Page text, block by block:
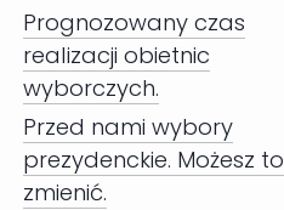
Prognozowany czas
realizacji obietnic
wyborczych.
Przed nami wybory
prezydenckie. Możesz to
zmienić.